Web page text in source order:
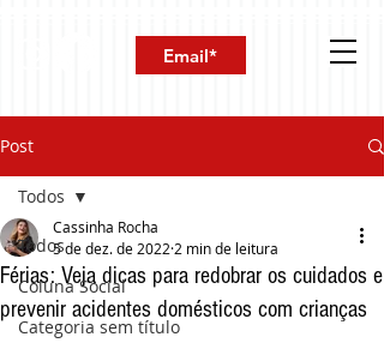
Post
Todos
Coluna Social
Categoria sem título
Todos
Férias: Veja dicas para redobrar os cuidados e
prevenir acidentes domésticos com crianças
Cassinha Rocha
5 de dez. de 2022 2 min de leitura